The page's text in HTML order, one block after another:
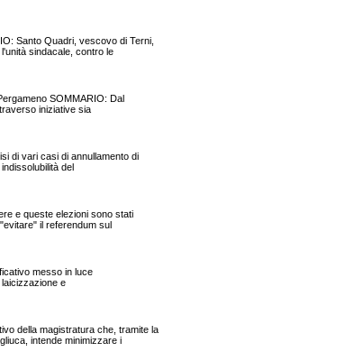
Santo Quadri, vescovo di Terni,
sindacale, contro le
SOMMARIO: Dal
iniziative sia
di vari casi di annullamento di
del
e queste elezioni sono stati
il referendum sul
messo in luce
e
della magistratura che, tramite la
intende minimizzare i